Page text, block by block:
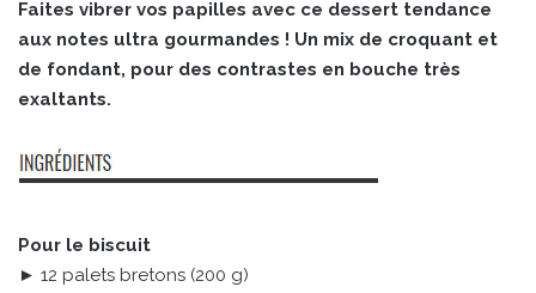
Faites vibrer vos papilles avec ce dessert tendance
aux notes ultra gourmandes ! Un mix de croquant et
de fondant, pour des contrastes en bouche très
exaltants.
Pour le biscuit
► 12 palets bretons (200 g)